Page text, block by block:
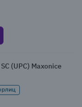
(UPC) Maxonice